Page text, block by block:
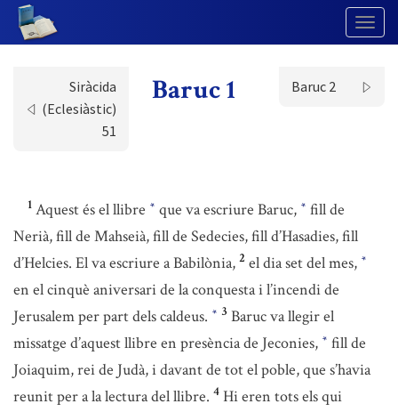
Siràcida
(Eclesiàstic)
51
Baruc 1 Baruc 2
1 Aquest és el llibre * que va escriure Baruc, * fill de
Nerià, fill de Mahseià, fill de Sedecies, fill d’Hasadies, fill
d’Helcies. El va escriure a Babilònia, 2 el dia set del mes, *
en el cinquè aniversari de la conquesta i l’incendi de
Jerusalem per part dels caldeus. * 3 Baruc va llegir el
missatge d’aquest llibre en presència de Jeconies, * fill de
Joiaquim, rei de Judà, i davant de tot el poble, que s’havia
reunit per a la lectura del llibre. 4 Hi eren tots els qui